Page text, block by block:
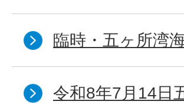
臨時・五ヶ所湾
令和8年7月14日